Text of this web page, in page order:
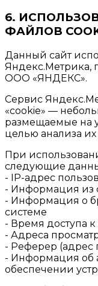
6.
ФАЙЛОВ
Данный сайт
Яндекс.Метрика,
ООО «ЯНДЕКС».
Сервис
«cookie» —
размещаемые на
целью анализа их
При
следующие
- IP-адрес
- Информация из
- Информация о
системе
- Время доступа к
- Адреса
- Реферер
- Информация об
обеспечении